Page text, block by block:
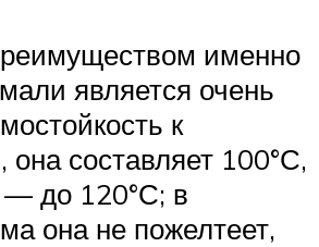
именно
является очень
к
составляет 100°С,
— до 120°С; в
она не пожелтеет,